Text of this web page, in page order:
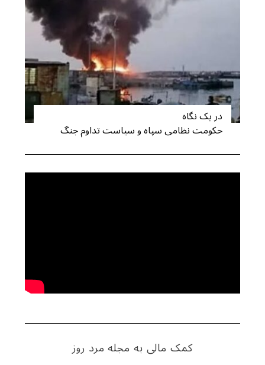
در یک نگاه
حکومت نظامی سپاه و سیاست تداوم جنگ
کمک مالی به مجله مرد روز
: